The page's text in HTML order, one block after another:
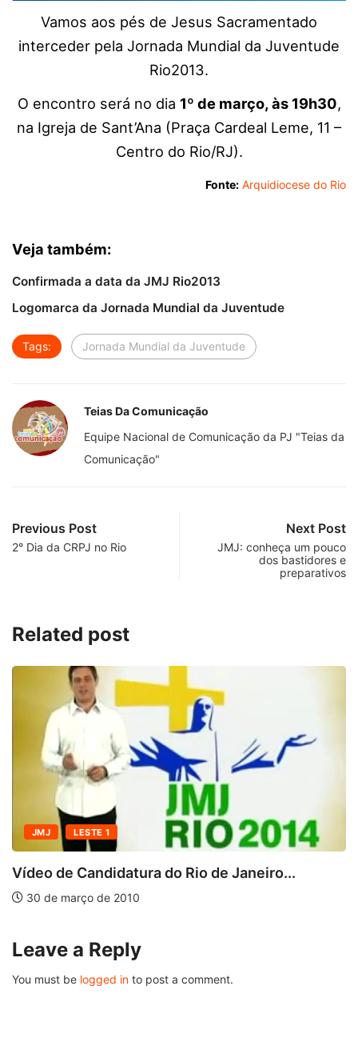
Vamos aos pés de Jesus Sacramentado
interceder pela Jornada Mundial da Juventude
Rio2013.
O encontro será no dia 1º de março, às 19h30,
na Igreja de Sant’Ana (Praça Cardeal Leme, 11 –
Centro do Rio/RJ).
Fonte: Arquidiocese do Rio
Veja também:
Confirmada a data da JMJ Rio2013
Logomarca da Jornada Mundial da Juventude
Tags: Jornada Mundial da Juventude
Teias Da Comunicação
Equipe Nacional de Comunicação da PJ "Teias da
Comunicação"
Previous Post
2° Dia da CRPJ no Rio
Next Post
JMJ: conheça um pouco
dos bastidores e
preparativos
Related post
JMJ LESTE 1
Vídeo de Candidatura do Rio de Janeiro...
30 de março de 2010
Leave a Reply
You must be logged in to post a comment.